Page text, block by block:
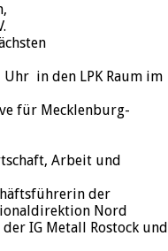
Uhr in den LPK Raum im
für Mecklenburg-
Arbeit und
der
Nord
IG Metall Rostock und